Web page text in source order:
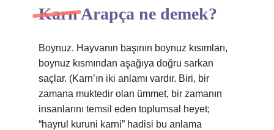
Karn Arapça ne demek?
Boynuz. Hayvanın başının boynuz kısımları,
boynuz kısmından aşağıya doğru sarkan
saçlar. (Karn’ın iki anlamı vardır. Biri, bir
zamana muktedir olan ümmet, bir zamanın
insanlarını temsil eden toplumsal heyet;
“hayrul kuruni karni” hadisi bu anlama